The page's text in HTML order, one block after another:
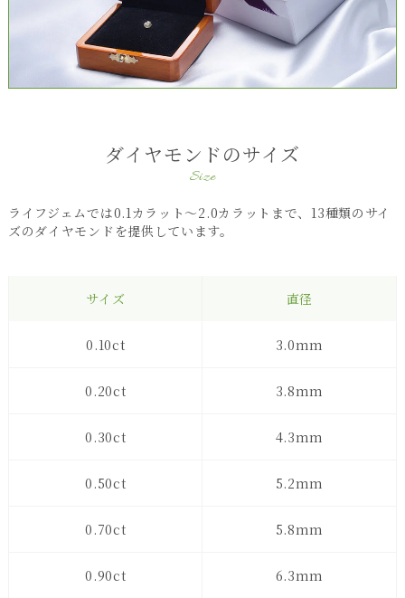
ダイヤモンドのサイズ
Size
ライフジェムでは0.1カラット～2.0カラットまで、13種類のサイ
ズのダイヤモンドを提供しています。
サイズ 直径
0.10ct 3.0mm
0.20ct 3.8mm
0.30ct 4.3mm
0.50ct 5.2mm
0.70ct 5.8mm
0.90ct 6.3mm